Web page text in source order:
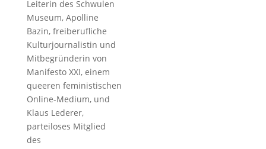
Leiterin des Schwulen
Museum, Apolline
Bazin, freiberufliche
Kulturjournalistin und
Mitbegründerin von
Manifesto XXI, einem
queeren feministischen
Online-Medium, und
Klaus Lederer,
parteiloses Mitglied
des